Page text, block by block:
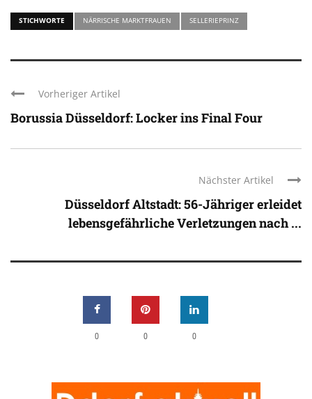
STICHWORTE NÄRRISCHE MARKTFRAUEN SELLERIEPRINZ
Vorheriger Artikel
Borussia Düsseldorf: Locker ins Final Four
Nächster Artikel
Düsseldorf Altstadt: 56-Jähriger erleidet
lebensgefährliche Verletzungen nach ...
0 0 0